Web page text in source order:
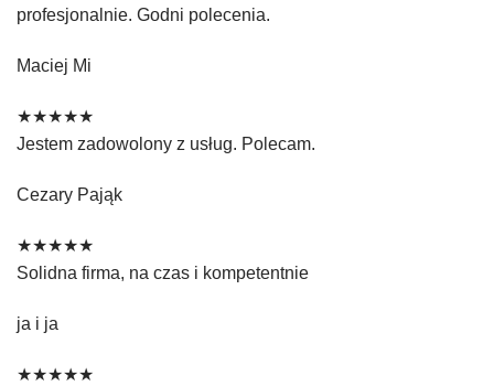
profesjonalnie. Godni polecenia.
Maciej Mi
★★★★★
Jestem zadowolony z usług. Polecam.
Cezary Pająk
★★★★★
Solidna firma, na czas i kompetentnie
ja i ja
★★★★★